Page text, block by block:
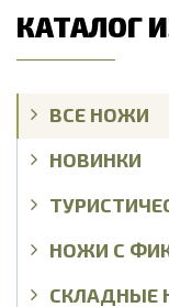
КАТАЛОГ
ВСЕ НОЖИ
НОВИНКИ
НОЖИ С
СКЛАДНЫЕ